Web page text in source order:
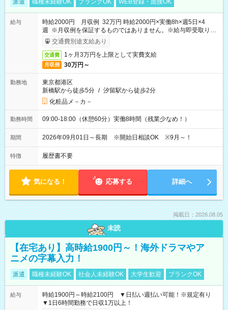
派遣 職種未経験OK ブランクOK WEB登録・面接OK
給与
時給2000円 月収例 32万円 時給2000円×実働8h×週5日×4
週 ※月収例を保証するものではありません。※給与即受取りサ
ービス利用可（利用条件有）
交通費別途支給あり
交通費 1ヶ月3万円を上限として実費支給
月収例 30万円～
勤務地
東京都港区
新橋駅から徒歩5分 / 汐留駅から徒歩2分
化粧品メ－カ－
勤務時間 09:00-18:00（休憩60分）実働8時間（残業少なめ！）
期間 2026年09月01日～長期 ※開始日相談OK ※9月～！
特徴 履歴書不要
気になる！ 応募する 詳細へ
掲載日：2026.08.05
未読
【在宅あり】高時給1900円～！海外ドラマやア
ニメの字幕入力！
派遣 職種未経験OK 社会人未経験OK 大学生歓迎 ブランクOK
給与
時給1900円～時給2100円 ▼日払い週払い可能！※規定有り
▼1日6時間勤務で日収1万以上！